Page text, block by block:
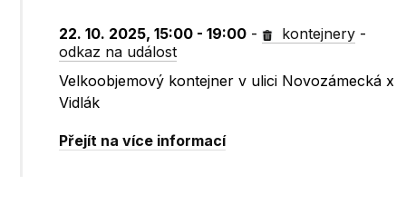
22. 10. 2025, 15:00 - 19:00 - kontejnery -
odkaz na událost
Velkoobjemový kontejner v ulici Novozámecká x
Vidlák
Přejít na více informací